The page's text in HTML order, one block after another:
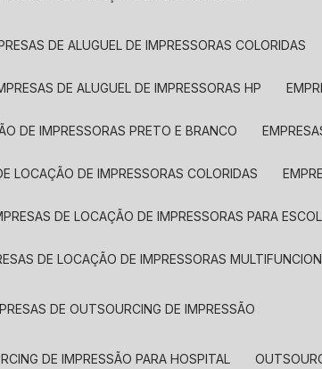
DE ALUGUEL DE IMPRESSORAS COLORIDAS
DE ALUGUEL DE IMPRESSORAS HP
DE IMPRESSORAS PRETO E BRANCO
LOCAÇÃO DE IMPRESSORAS COLORIDAS
DE LOCAÇÃO DE IMPRESSORAS PARA
DE LOCAÇÃO DE IMPRESSORAS
DE OUTSOURCING DE IMPRESSÃO
DE IMPRESSÃO PARA HOSPITAL